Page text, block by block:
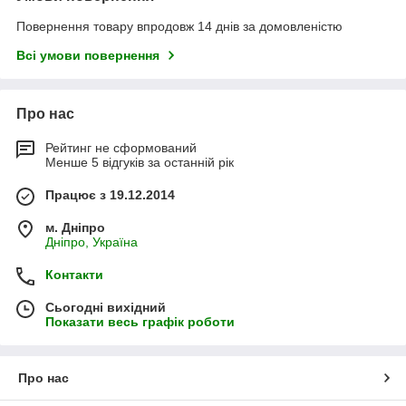
Повернення товару впродовж 14 днів за домовленістю
Всі умови повернення
Про нас
Рейтинг не сформований
Менше 5 відгуків за останній рік
Працює з 19.12.2014
м. Дніпро
Дніпро, Україна
Контакти
Сьогодні вихідний
Показати весь графік роботи
Про нас